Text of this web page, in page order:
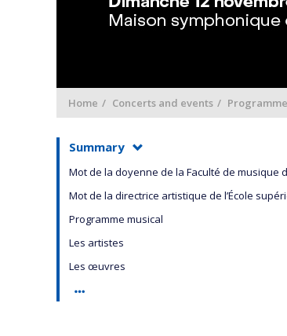
Home Concerts and events
Summary
Mot de la doyenne de la Faculté de musique
Mot de la directrice artistique de l’École
Programme musical
Les artistes
Les œuvres